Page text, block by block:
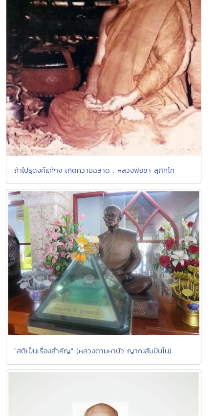
ถ้าไปธุดงค์แท้ๆจะเกิดความฉลาด : หลวงพ่อชา สุภัทโท
"สติเป็นเรื่องสำคัญ" (หลวงตามหาบัว ญาณสัมปันโน)